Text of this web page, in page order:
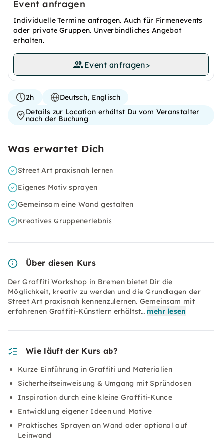
Event anfragen
Individuelle Termine anfragen. Auch für Firmenevents
oder private Gruppen. Unverbindliches Angebot
erhalten.
Event anfragen>
2h
Deutsch, Englisch
Details zur Location erhältst Du vom Veranstalter
nach der Buchung
Was erwartet Dich
Street Art praxisnah lernen
Eigenes Motiv sprayen
Gemeinsam eine Wand gestalten
Kreatives Gruppenerlebnis
Über diesen Kurs
Der Graffiti Workshop in Bremen bietet Dir die
Möglichkeit, kreativ zu werden und die Grundlagen der
Street Art praxisnah kennenzulernen. Gemeinsam mit
erfahrenen Graffiti-Künstlern erhältst… mehr lesen
Wie läuft der Kurs ab?
Kurze Einführung in Graffiti und Materialien
Sicherheitseinweisung & Umgang mit Sprühdosen
Inspiration durch eine kleine Graffiti-Kunde
Entwicklung eigener Ideen und Motive
Praktisches Sprayen an Wand oder optional auf
Leinwand